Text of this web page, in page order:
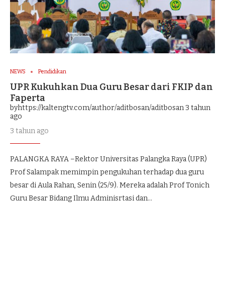
NEWS Pendidikan
UPR Kukuhkan Dua Guru Besar dari FKIP dan
Faperta
byhttps://kaltengtv.com/author/aditbosan/aditbosan3 tahun
ago
3 tahun ago
PALANGKA RAYA –Rektor Universitas Palangka Raya (UPR)
Prof Salampak memimpin pengukuhan terhadap dua guru
besar di Aula Rahan, Senin (25/9). Mereka adalah Prof Tonich
Guru Besar Bidang Ilmu Adminisrtasi dan…